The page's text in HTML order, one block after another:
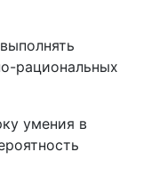
рациональных
умения в